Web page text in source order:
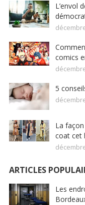
L’envol
comics
5
La
coat cet
ARTICLES
Les